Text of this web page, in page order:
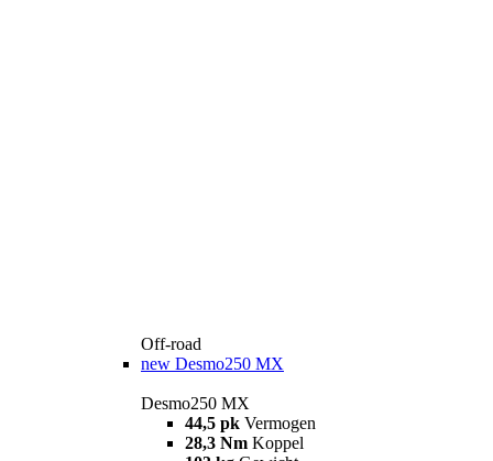
Off-road
new Desmo250 MX
Desmo250 MX
44,5 pk Vermogen
28,3 Nm Koppel